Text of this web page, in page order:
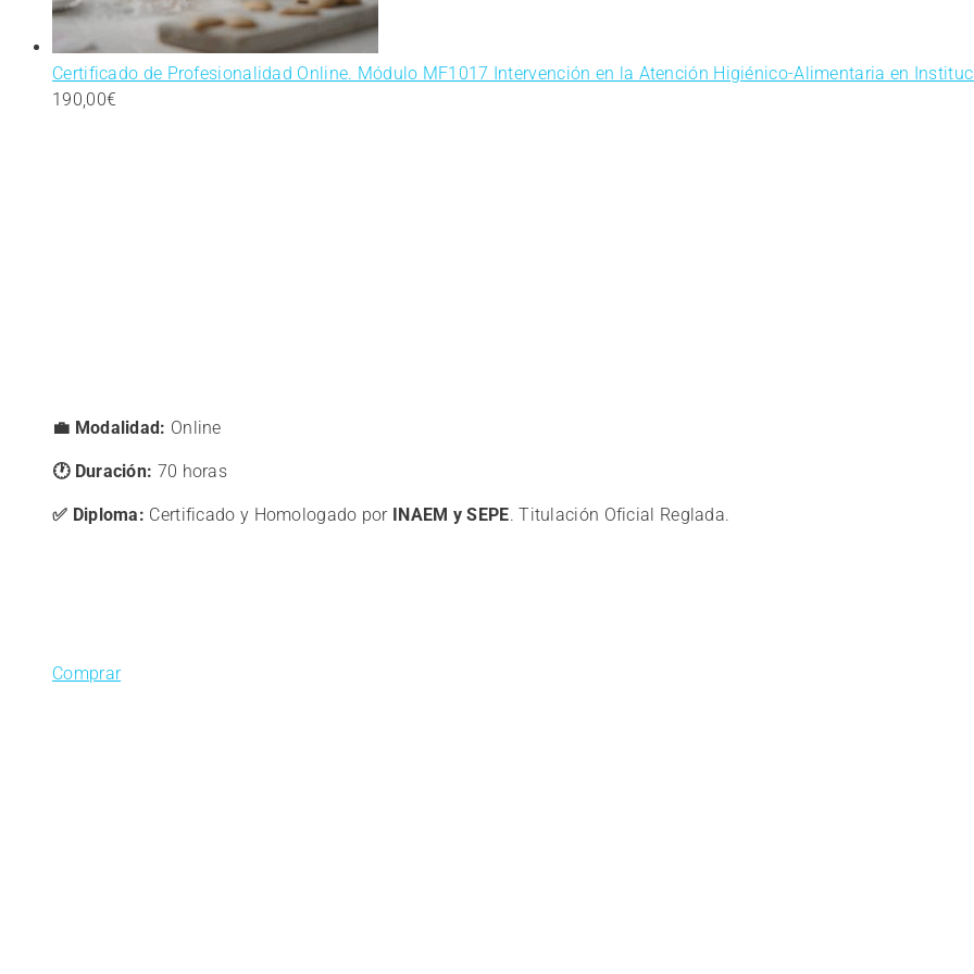
Certificado de Profesionalidad Online. Módulo MF1017 Intervención en la Atención Higiénico-Alimentaria en
190,00€
💼 Modalidad: Online
🕐 Duración: 70 horas
✅ Diploma: Certificado y Homologado por INAEM y SEPE. Titulación Oficial Reglada.
Comprar